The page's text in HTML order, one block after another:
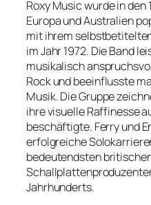
Roxy Music wurde in
Europa und Australien
mit ihrem
im Jahr 1972. Die Band
musikalisch
Rock und beeinflusste
Musik. Die Gruppe
ihre visuelle Raffinesse
beschäftigte. Ferry und
erfolgreiche
bedeutendsten
Jahrhunderts.